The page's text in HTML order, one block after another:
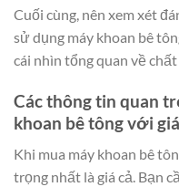
Cuối cùng, nên xem xét
sử dụng máy khoan bê
cái nhìn tổng quan về
Các thông tin quan
khoan bê tông với
Khi mua máy khoan bê
trọng nhất là giá cả. Bạn